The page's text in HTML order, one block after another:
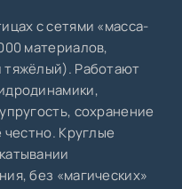
с сетями «масса-
материалов,
тяжёлый). Работают
сохранение
честно. Круглые
без «магических»